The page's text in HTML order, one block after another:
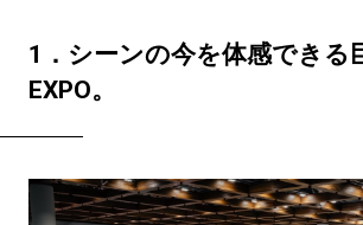
1．シーンの今を体感できる
EXPO。